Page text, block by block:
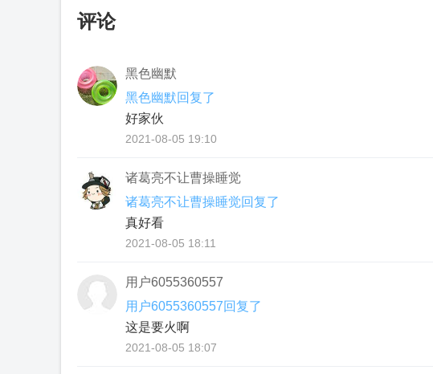
评论
黑色幽默
黑色幽默回复了
好家伙
2021-08-05 19:10
诸葛亮不让曹操睡觉
诸葛亮不让曹操睡觉回复了
真好看
2021-08-05 18:11
用户6055360557
用户6055360557回复了
这是要火啊
2021-08-05 18:07